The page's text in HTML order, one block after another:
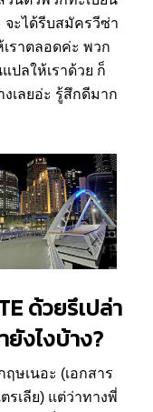
จะได้รีบสมัครวีซ่า
ราตลอดค่ะ พวก
ปลให้เราด้วย ก็
เลยอ่ะ รู้สึกดีมาก
ด้วยรึเปล่า
ยังไงบ้าง?
ษเนอะ (เอกสาร
รเลีย) แต่ว่าทางพี่